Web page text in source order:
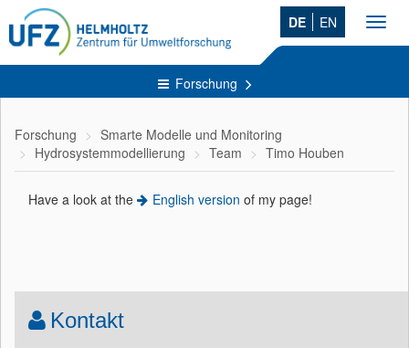
DE EN
Forschung
Forschung
Smarte Modelle und Monitoring
Hydrosystemmodellierung
Team Timo Houben
Have a look at the English version of my page!
Kontakt